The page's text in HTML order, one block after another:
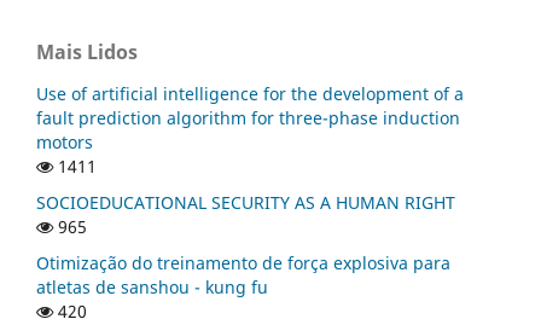
Mais Lidos
Use of artificial intelligence for the development of a
fault prediction algorithm for three-phase induction
motors
1411
SOCIOEDUCATIONAL SECURITY AS A HUMAN RIGHT
965
Otimização do treinamento de força explosiva para
atletas de sanshou - kung fu
420